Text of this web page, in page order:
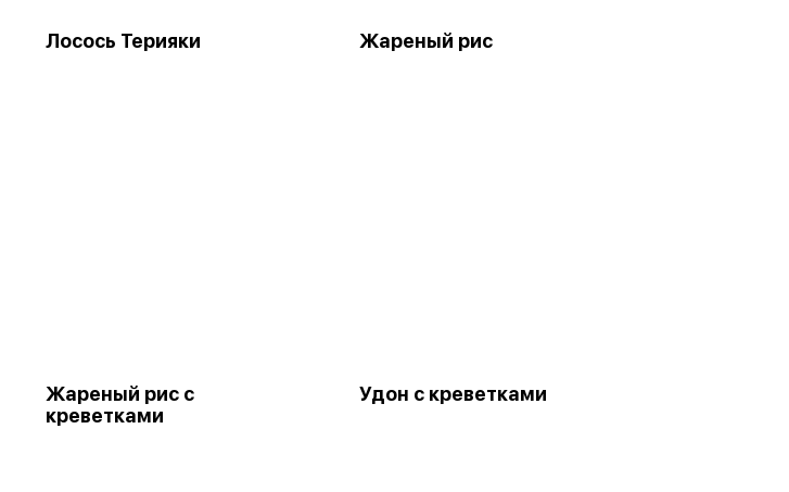
Лосось Терияки Жареный рис
Жареный рис с
креветками
Удон с креветками